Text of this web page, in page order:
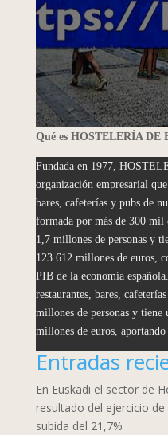
Qué es HOSTELERÍA DE
Fundada en 1977,
organización empresarial
bares, cafeterías y pubs de
formada por más de 300 mil
1,7 millones de personas y
123.612 millones de euros,
PIB de la economía
restaurantes, bares,
millones de personas y
millones de euros,
Entradas
En Euskadi el sector de
resultado del ejercicio
subida del 21,7%